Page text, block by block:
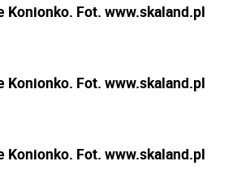
Konionko. Fot. www.skaland.pl
Konionko. Fot. www.skaland.pl
Konionko. Fot. www.skaland.pl